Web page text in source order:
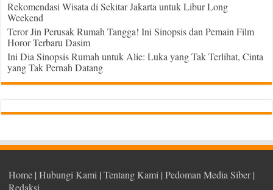
Rekomendasi Wisata di Sekitar Jakarta untuk Libur Long
Weekend
Teror Jin Perusak Rumah Tangga! Ini Sinopsis dan Pemain Film
Horor Terbaru Dasim
Ini Dia Sinopsis Rumah untuk Alie: Luka yang Tak Terlihat, Cinta
yang Tak Pernah Datang
Home |Hubungi Kami |Tentang Kami |Pedoman Media Siber|
Redaksi